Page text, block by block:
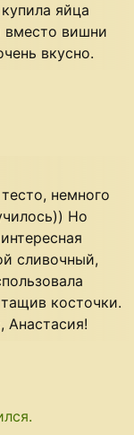
яйца
вместо вишни
вкусно.
немного
Но
сливочный,
косточки.
Анастасия!